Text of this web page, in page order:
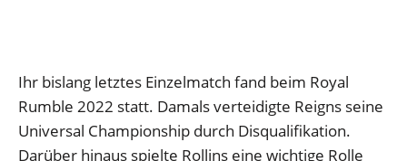
Ihr bislang letztes Einzelmatch fand beim Royal
Rumble 2022 statt. Damals verteidigte Reigns seine
Universal Championship durch Disqualifikation.
Darüber hinaus spielte Rollins eine wichtige Rolle